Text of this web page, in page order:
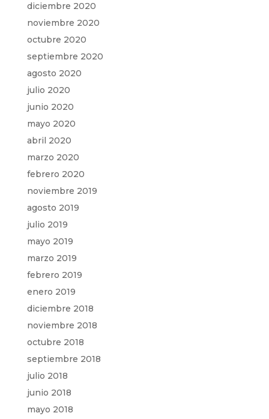
diciembre 2020
noviembre 2020
octubre 2020
septiembre 2020
agosto 2020
julio 2020
junio 2020
mayo 2020
abril 2020
marzo 2020
febrero 2020
noviembre 2019
agosto 2019
julio 2019
mayo 2019
marzo 2019
febrero 2019
enero 2019
diciembre 2018
noviembre 2018
octubre 2018
septiembre 2018
julio 2018
junio 2018
mayo 2018